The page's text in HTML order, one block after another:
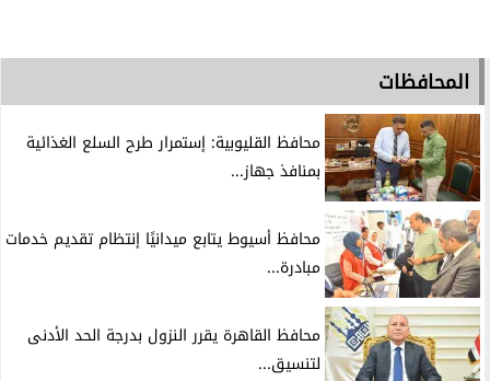
المحافظات
محافظ القليوبية: إستمرار طرح السلع الغذائية
بمنافذ جهاز...
محافظ أسيوط يتابع ميدانيًا إنتظام تقديم خدمات
مبادرة...
محافظ القاهرة يقرر النزول بدرجة الحد الأدنى
لتنسيق...